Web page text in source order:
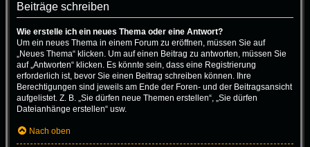
Beiträge schreiben
Wie erstelle ich ein neues Thema oder eine Antwort?
Um ein neues Thema in einem Forum zu eröffnen, müssen Sie auf
„Neues Thema“ klicken. Um auf einen Beitrag zu antworten, müssen Sie
auf „Antworten“ klicken. Es könnte sein, dass eine Registrierung
erforderlich ist, bevor Sie einen Beitrag schreiben können. Ihre
Berechtigungen sind jeweils am Ende der Foren- und der Beitragsansicht
aufgelistet. Z. B. „Sie dürfen neue Themen erstellen“, „Sie dürfen
Dateianhänge erstellen“ usw.
Nach oben